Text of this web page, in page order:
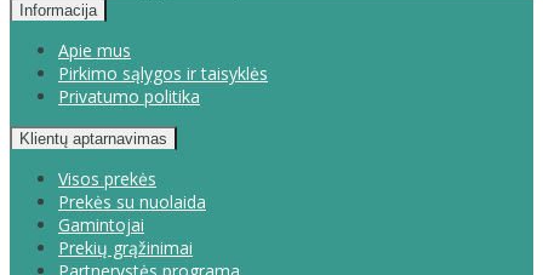
Informacija
Apie mus
Pirkimo sąlygos ir taisyklės
Privatumo politika
Klientų aptarnavimas
Visos prekės
Prekės su nuolaida
Gamintojai
Prekių grąžinimai